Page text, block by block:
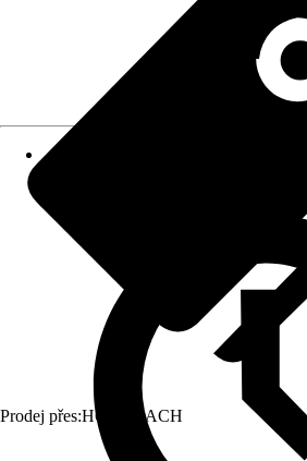
Prodej přes:HORNBACH